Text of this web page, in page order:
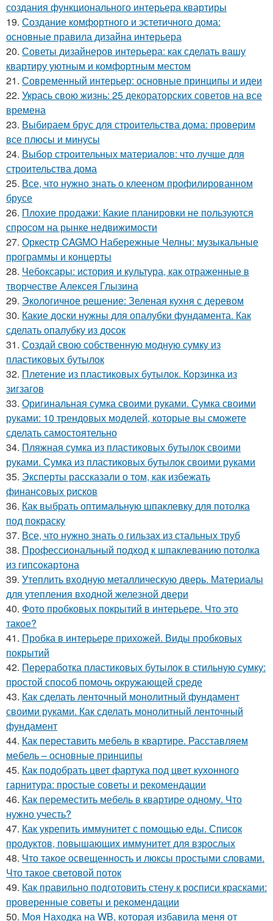
создания функционального интерьера квартиры
19. Создание комфортного и эстетичного дома:
основные правила дизайна интерьера
20. Советы дизайнеров интерьера: как сделать вашу
квартиру уютным и комфортным местом
21. Современный интерьер: основные принципы и идеи
22. Укрась свою жизнь: 25 декораторских советов на все
времена
23. Выбираем брус для строительства дома: проверим
все плюсы и минусы
24. Выбор строительных материалов: что лучше для
строительства дома
25. Все, что нужно знать о клееном профилированном
брусе
26. Плохие продажи: Какие планировки не пользуются
спросом на рынке недвижимости
27. Оркестр CAGMO Набережные Челны: музыкальные
программы и концерты
28. Чебоксары: история и культура, как отраженные в
творчестве Алексея Глызина
29. Экологичное решение: Зеленая кухня с деревом
30. Какие доски нужны для опалубки фундамента. Как
сделать опалубку из досок
31. Создай свою собственную модную сумку из
пластиковых бутылок
32. Плетение из пластиковых бутылок. Корзинка из
зигзагов
33. Оригинальная сумка своими руками. Сумка своими
руками: 10 трендовых моделей, которые вы сможете
сделать самостоятельно
34. Пляжная сумка из пластиковых бутылок своими
руками. Сумка из пластиковых бутылок своими руками
35. Эксперты рассказали о том, как избежать
финансовых рисков
36. Как выбрать оптимальную шпаклевку для потолка
под покраску
37. Все, что нужно знать о гильзах из стальных труб
38. Профессиональный подход к шпаклеванию потолка
из гипсокартона
39. Утеплить входную металлическую дверь. Материалы
для утепления входной железной двери
40. Фото пробковых покрытий в интерьере. Что это
такое?
41. Пробка в интерьере прихожей. Виды пробковых
покрытий
42. Переработка пластиковых бутылок в стильную сумку:
простой способ помочь окружающей среде
43. Как сделать ленточный монолитный фундамент
своими руками. Как сделать монолитный ленточный
фундамент
44. Как переставить мебель в квартире. Расставляем
мебель – основные принципы
45. Как подобрать цвет фартука под цвет кухонного
гарнитура: простые советы и рекомендации
46. Как переместить мебель в квартире одному. Что
нужно учесть?
47. Как укрепить иммунитет с помощью еды. Список
продуктов, повышающих иммунитет для взрослых
48. Что такое освещенность и люксы простыми словами.
Что такое световой поток
49. Как правильно подготовить стену к росписи красками:
проверенные советы и рекомендации
50. Моя Находка на WB, которая избавила меня от